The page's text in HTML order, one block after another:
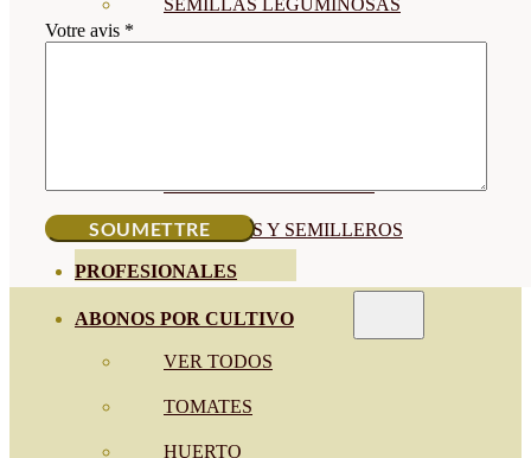
SEMILLAS LEGUMINOSAS
MICROGREEN
BANDEJAS Y SEMILLEROS
PROFESIONALES
ABONOS POR CULTIVO
VER TODOS
TOMATES
HUERTO
Votre avis *